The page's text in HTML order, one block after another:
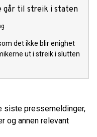
går til streik i staten
det ikke blir enighet
ut i streik i slutten
siste pressemeldinger,
og annen relevant